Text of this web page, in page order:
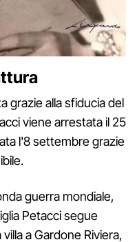
grazie alla sfiducia del
viene arrestata il 25
l'8 settembre grazie
guerra mondiale,
Petacci segue
a Gardone Riviera,